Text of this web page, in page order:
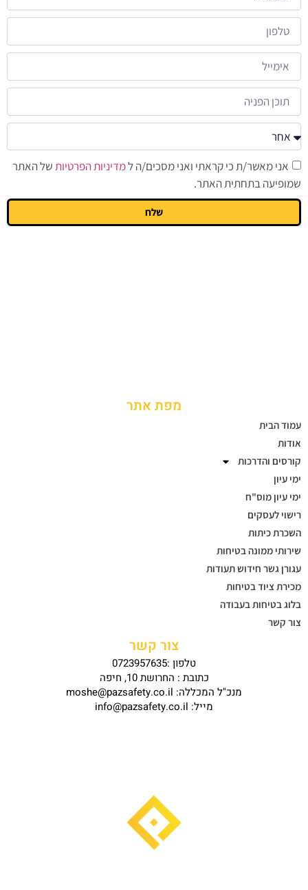
אני מאשר/ת כי קראתי ואני מסכים/ה למדיניות הפרטיותשל האתר
שמופיעה בתחתית האתר.
שלח
מפת אתר
עמוד הבית
אודות
קורסים והדרכות
ימי עיון
ימי עיון מוס"ח
רישוי לעסקים
השכרת כיתות
שירותי ממונה בטיחות
עגורן גשר חידוש תעודות
מכירת ציוד בטיחות
בלוג בטיחות בעבודה
צור קשר
צור קשר
טלפון :0723957635
כתובת : החרושת 10, חיפה
מנכ"ל המכללה: moshe@pazsafety.co.il
מייל: info@pazsafety.co.il